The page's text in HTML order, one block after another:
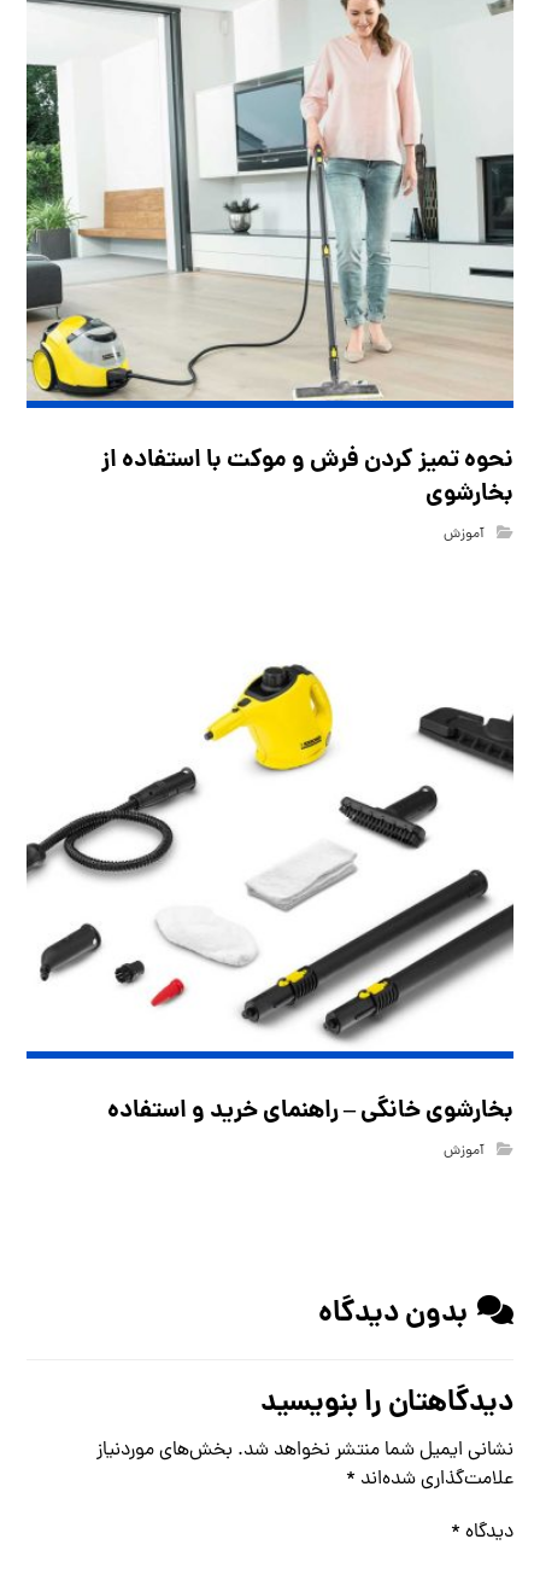
نحوه تمیز کردن فرش و موکت با استفاده از
بخار‌شوی
آموزش
بخارشوی خانگی – راهنمای خرید و استفاده
آموزش
بدون دیدگاه
دیدگاهتان را بنویسید
نشانی ایمیل شما منتشر نخواهد شد. بخش‌های موردنیاز
علامت‌گذاری شده‌اند *
دیدگاه *